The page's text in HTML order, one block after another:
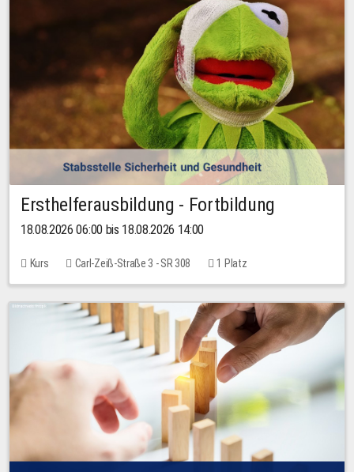
Ersthelferausbildung - Fortbildung
18.08.2026 06:00 bis 18.08.2026 14:00
Kurs Carl-Zeiß-Straße 3 - SR 308 1 Platz